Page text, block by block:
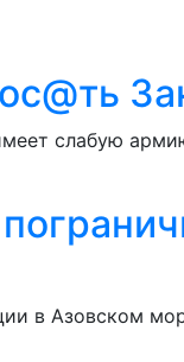
слабую
в Азовском